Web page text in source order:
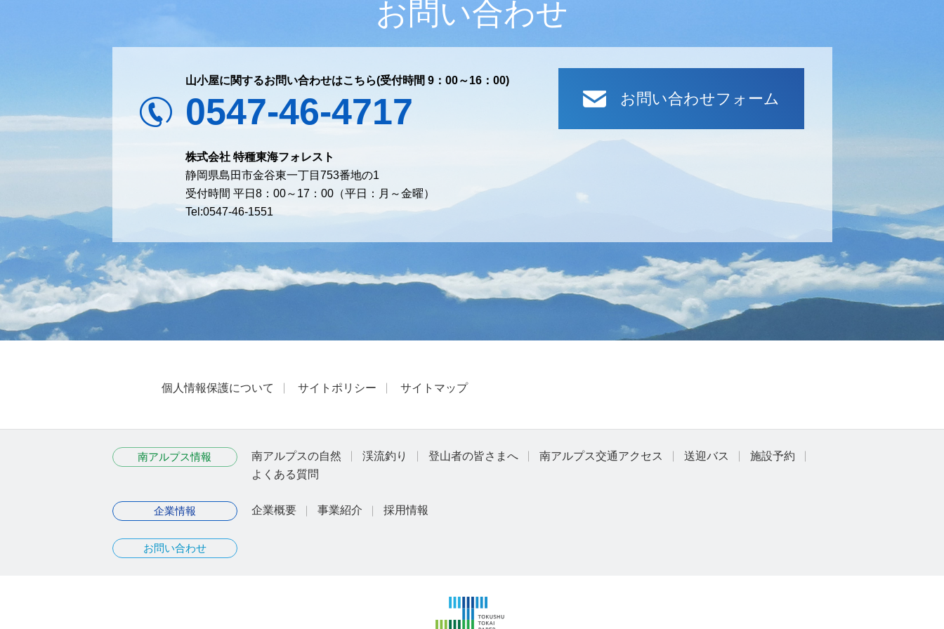
お問い合わせ
山小屋に関するお問い合わせはこちら(受付時間 9：00～16：00)
0547-46-4717
株式会社 特種東海フォレスト
静岡県島田市金谷東一丁目753番地の1
受付時間 平日8：00～17：00（平日：月～金曜）
Tel:0547-46-1551
お問い合わせフォーム
個人情報保護について サイトポリシー サイトマップ
南アルプス情報 南アルプスの自然 渓流釣り 登山者の皆さまへ 南アルプス交通アクセス 送迎バス
施設予約
よくある質問
企業情報 企業概要 事業紹介 採用情報
お問い合わせ